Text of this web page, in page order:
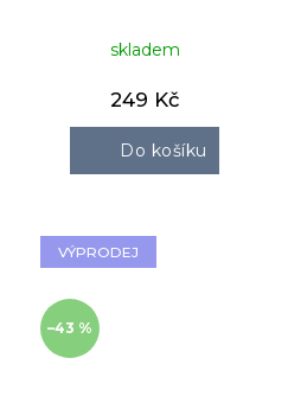
skladem
249 Kč
Do košíku
VÝPRODEJ
–43 %